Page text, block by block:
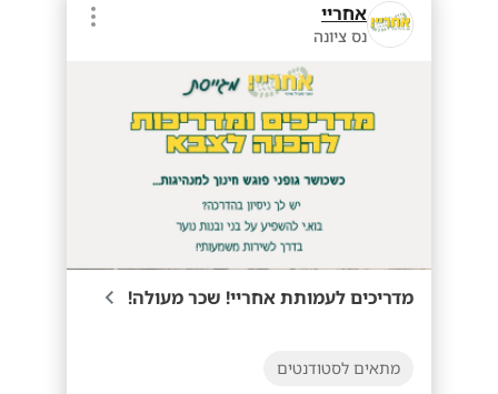
אחריי
נס ציונה
מדריכים לעמותת אחריי! שכר מעולה!
מתאים לסטודנטים